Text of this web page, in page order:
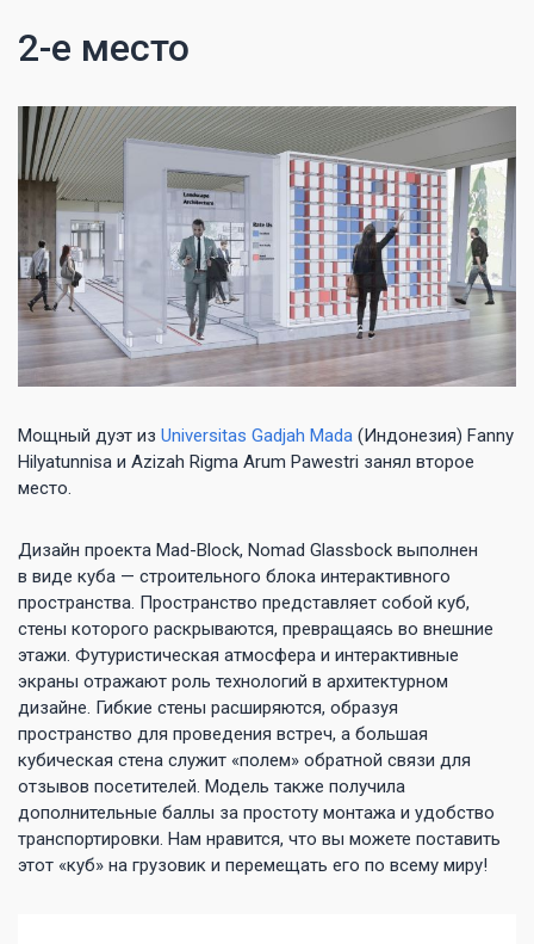
2-е место
Мощный дуэт из Universitas Gadjah Mada (Индонезия) Fanny
Hilyatunnisa и Azizah Rigma Arum Pawestri занял второе
место.
Дизайн проекта Mad-Block, Nomad Glassbock выполнен
в виде куба — строительного блока интерактивного
пространства. Пространство представляет собой куб,
стены которого раскрываются, превращаясь во внешние
этажи. Футуристическая атмосфера и интерактивные
экраны отражают роль технологий в архитектурном
дизайне. Гибкие стены расширяются, образуя
пространство для проведения встреч, а большая
кубическая стена служит «полем» обратной связи для
отзывов посетителей. Модель также получила
дополнительные баллы за простоту монтажа и удобство
транспортировки. Нам нравится, что вы можете поставить
этот «куб» на грузовик и перемещать его по всему миру!